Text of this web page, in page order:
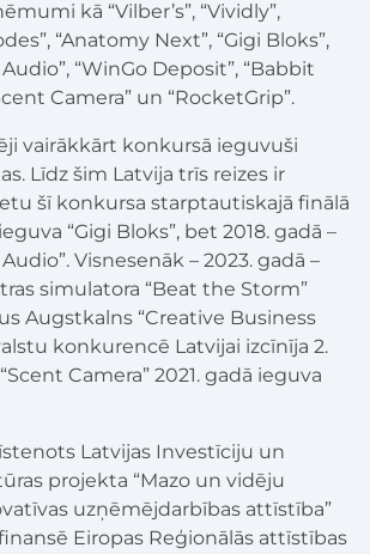
kā “Vilber’s”, “Vividly”,
“Anatomy Next”, “Gigi Bloks”,
“WinGo Deposit”, “Babbit
Camera” un “RocketGrip”.
vairākkārt konkursā ieguvuši
Līdz šim Latvija trīs reizes ir
šī konkursa starptautiskajā finālā
“Gigi Bloks”, bet 2018. gadā –
Visnesenāk – 2023. gadā –
simulatora “Beat the Storm”
Augstkalns “Creative Business
konkurencē Latvijai izcīnīja 2.
Camera” 2021. gadā ieguva
Latvijas Investīciju un
projekta “Mazo un vidēju
uzņēmējdarbības attīstība”
Eiropas Reģionālās attīstības